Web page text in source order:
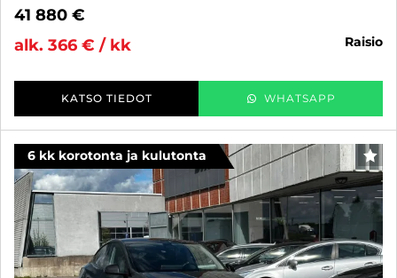
41 880 €
alk. 366 € / kk
raisio
KATSO TIEDOT WHATSAPP
6 kk korotonta ja kulutonta